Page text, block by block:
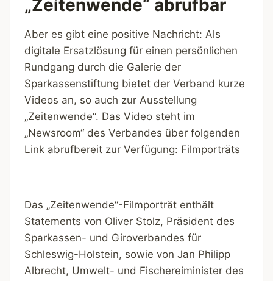
„Zeitenwende“ abrufbar
Aber es gibt eine positive Nachricht: Als
digitale Ersatzlösung für einen persönlichen
Rundgang durch die Galerie der
Sparkassenstiftung bietet der Verband kurze
Videos an, so auch zur Ausstellung
„Zeitenwende“. Das Video steht im
„Newsroom“ des Verbandes über folgenden
Link abrufbereit zur Verfügung: Filmporträts
Das „Zeitenwende“-Filmporträt enthält
Statements von Oliver Stolz, Präsident des
Sparkassen- und Giroverbandes für
Schleswig-Holstein, sowie von Jan Philipp
Albrecht, Umwelt- und Fischereiminister des